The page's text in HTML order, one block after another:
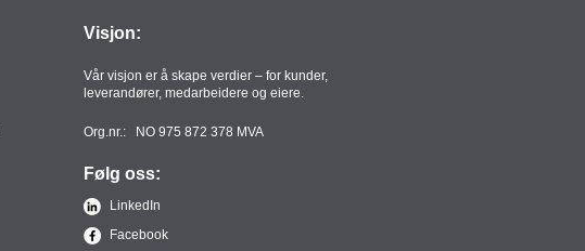
Visjon:
Vår visjon er å skape verdier – for kunder,
leverandører, medarbeidere og eiere.
Org.nr.: NO 975 872 378 MVA
Følg oss:
LinkedIn
Facebook